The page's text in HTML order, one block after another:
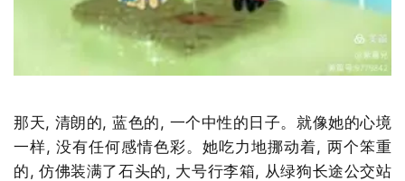
那天, 清朗的, 蓝色的, 一个中性的日子。就像她的心境
一样, 没有任何感情色彩。她吃力地挪动着, 两个笨重
的, 仿佛装满了石头的, 大号行李箱, 从绿狗长途公交站